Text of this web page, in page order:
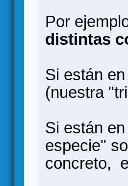
Por
distintas
Si están
(nuestra
Si están
especie"
concreto,